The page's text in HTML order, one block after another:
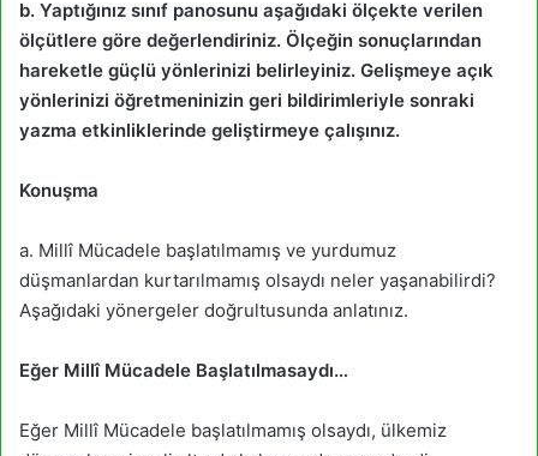
b. Yaptığınız sınıf panosunu aşağıdaki ölçekte verilen
ölçütlere göre değerlendiriniz. Ölçeğin sonuçlarından
hareketle güçlü yönlerinizi belirleyiniz. Gelişmeye açık
yönlerinizi öğretmeninizin geri bildirimleriyle sonraki
yazma etkinliklerinde geliştirmeye çalışınız.
Konuşma
a. Millî Mücadele başlatılmamış ve yurdumuz
düşmanlardan kurtarılmamış olsaydı neler yaşanabilirdi?
Aşağıdaki yönergeler doğrultusunda anlatınız.
Eğer Millî Mücadele Başlatılmasaydı…
Eğer Millî Mücadele başlatılmamış olsaydı, ülkemiz